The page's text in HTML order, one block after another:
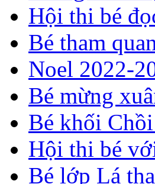
Hội thi bé
Bé tham
Noel 2022-
Bé mừng
Bé khối
Hội thi bé
Bé lớp Lá